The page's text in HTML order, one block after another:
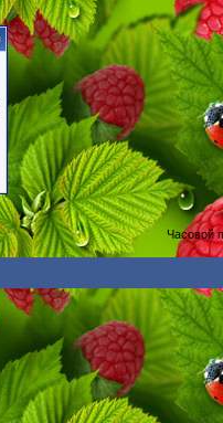
Часовой